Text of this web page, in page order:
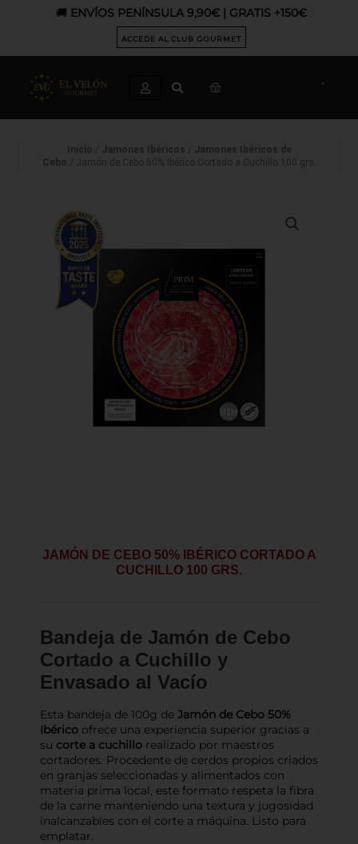
🚚 ENVÍOS PENÍNSULA 9,90€ | GRATIS +150€
ACCEDE AL CLUB GOURMET
CART
Inicio Jamones Ibéricos
Jamones Ibéricos de
Cebo
/ Jamón de Cebo 50% Ibérico Cortado a Cuchillo 100 grs.
JAMÓN DE CEBO 50% IBÉRICO CORTADO A
CUCHILLO 100 GRS.
Bandeja de Jamón de Cebo
Cortado a Cuchillo y
Envasado al Vacío
Esta bandeja de 100g de Jamón de Cebo 50%
Ibérico ofrece una experiencia superior gracias a
su corte a cuchillo realizado por maestros
cortadores. Procedente de cerdos propios criados
en granjas seleccionadas y alimentados con
materia prima local, este formato respeta la fibra
de la carne manteniendo una textura y jugosidad
inalcanzables con el corte a máquina. Listo para
emplatar.